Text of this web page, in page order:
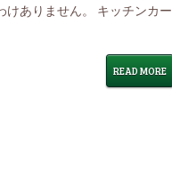
けありません。 キッチンカー
READ MORE